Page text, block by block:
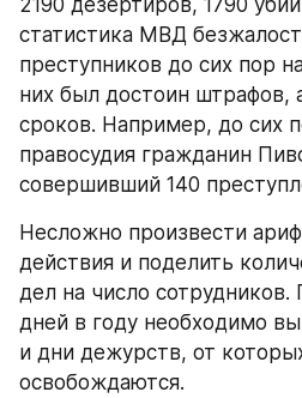
статистика МВД
преступников до сих пор
них был достоин
сроков. Например, до сих
правосудия гражданин
совершивший 140
Несложно произвести
действия и поделить
дел на число
дней в году необходимо
и дни дежурств, от
освобождаются.